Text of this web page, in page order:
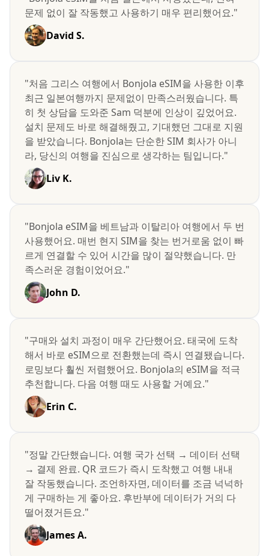
문제 없이 잘 작동했고 사용하기 매우 편리했어요."
David S.
"처음 그리스 여행에서 Bonjola eSIM을 사용한 이후
최근 일본여행까지 문제없이 만족스러웠습니다. 특
히 첫 상담을 도와준 Sam 덕분에 인상이 깊었어요.
설치 문제도 바로 해결해줬고, 기대했던 그대로 지원
을 받았습니다. Bonjola는 단순한 SIM 회사가 아니
라, 당신의 여행을 진심으로 생각하는 팀입니다."
Liv K.
"Bonjola eSIM을 베트남과 이탈리아 여행에서 두 번
사용했어요. 매번 현지 SIM을 찾는 번거로움 없이 빠
르게 연결할 수 있어 시간을 많이 절약했습니다. 만
족스러운 경험이었어요."
John D.
"구매와 설치 과정이 매우 간단했어요. 태국에 도착
해서 바로 eSIM으로 전환했는데 즉시 연결됐습니다.
로밍보다 훨씬 저렴했어요. Bonjola의 eSIM을 적극
추천합니다. 다음 여행 때도 사용할 거예요."
Erin C.
"정말 간단했습니다. 여행 국가 선택 → 데이터 선택
→ 결제 완료. QR 코드가 즉시 도착했고 여행 내내
잘 작동했습니다. 조언하자면, 데이터를 조금 넉넉하
게 구매하는 게 좋아요. 후반부에 데이터가 거의 다
떨어졌거든요."
James A.